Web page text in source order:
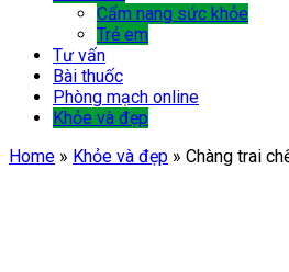
Cẩm nang sức khỏe
Trẻ em
Tư vấn
Bài thuốc
Phòng mạch online
Khỏe và đẹp
Home » Khỏe và đẹp » Chàng trai